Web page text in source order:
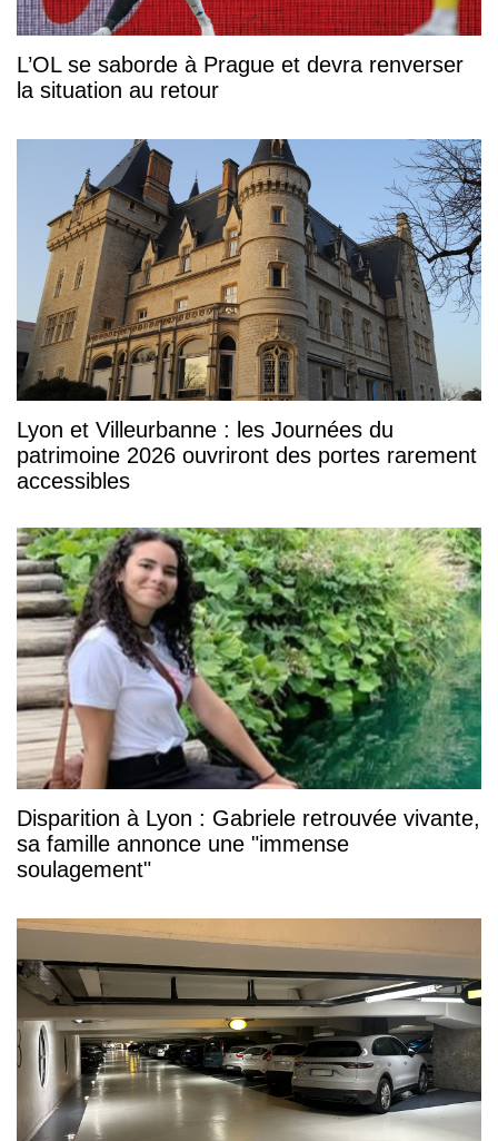
L’OL se saborde à Prague et devra renverser
la situation au retour
Lyon et Villeurbanne : les Journées du
patrimoine 2026 ouvriront des portes rarement
accessibles
Disparition à Lyon : Gabriele retrouvée vivante,
sa famille annonce une "immense
soulagement"